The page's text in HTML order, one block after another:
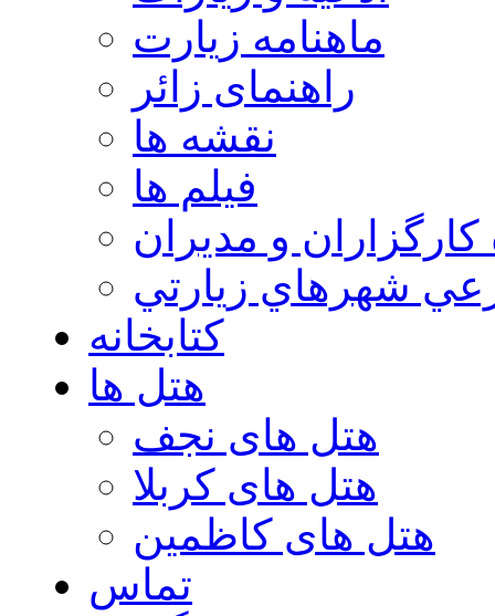
ماهنامه زیارت
راهنمای زائر
نقشه ها
فیلم ها
كارگزاران و مديران
شهرهاي زيارتي
کتابخانه
هتل ها
هتل های نجف
هتل های کربلا
هتل های کاظمین
تماس